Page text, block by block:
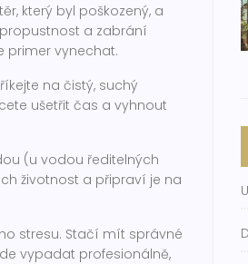
který byl poškozený, a
a zabrání
primer vynechat.
na čistý, suchý
ušetřit čas a vyhnout
(u vodou ředitelných
životnost a připraví je na
stresu. Stačí mít správné
vypadat profesionálně,